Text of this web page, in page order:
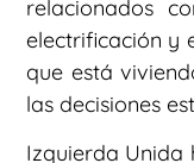
relacionados
electrificación y
que está
las decisiones
Izquierda Unida